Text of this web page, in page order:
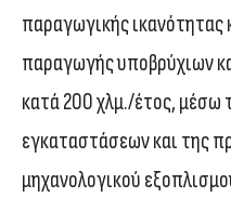
παραγωγικής ικανότητας
παραγωγής υποβρύχιων
κατά 200 χλμ./έτος, μέσω
εγκαταστάσεων και της
μηχανολογικού